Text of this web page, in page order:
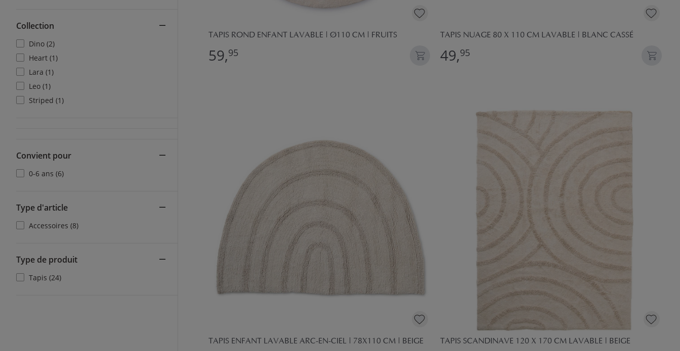
Collection
Dino (2)
Heart (1)
Lara (1)
Leo (1)
Striped (1)
Convient pour
0-6 ans (6)
Type d'article
Accessoires (8)
Type de produit
Tapis (24)
TAPIS ROND ENFANT LAVABLE | Ø110 CM | FRUITS
59,95
TAPIS NUAGE 80 X 110 CM LAVABLE | BLANC CASSÉ
49,95
TAPIS ENFANT LAVABLE ARC-EN-CIEL | 78X110 CM | BEIGE TAPIS SCANDINAVE 120 X 170 CM LAVABLE | BEIGE